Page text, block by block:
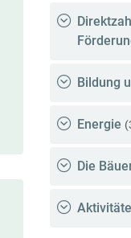
Bildung
Energie
Die